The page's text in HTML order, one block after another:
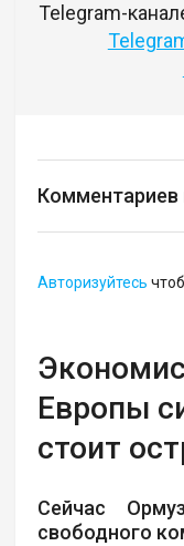
Telegram-
Комментариев
Авторизуйтесь
Европы
стоит
Сейчас
свободного